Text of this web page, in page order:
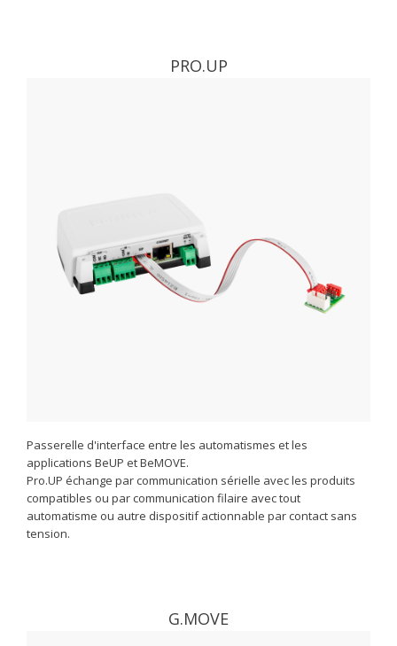
PRO.UP
Passerelle d'interface entre les automatismes et les
applications BeUP et BeMOVE.
Pro.UP échange par communication sérielle avec les produits
compatibles ou par communication filaire avec tout
automatisme ou autre dispositif actionnable par contact sans
tension.
G.MOVE